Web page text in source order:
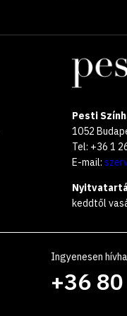
Pesti
1052
Tel: +36 1
E-mail:
keddtől
Ingyenesen
+36